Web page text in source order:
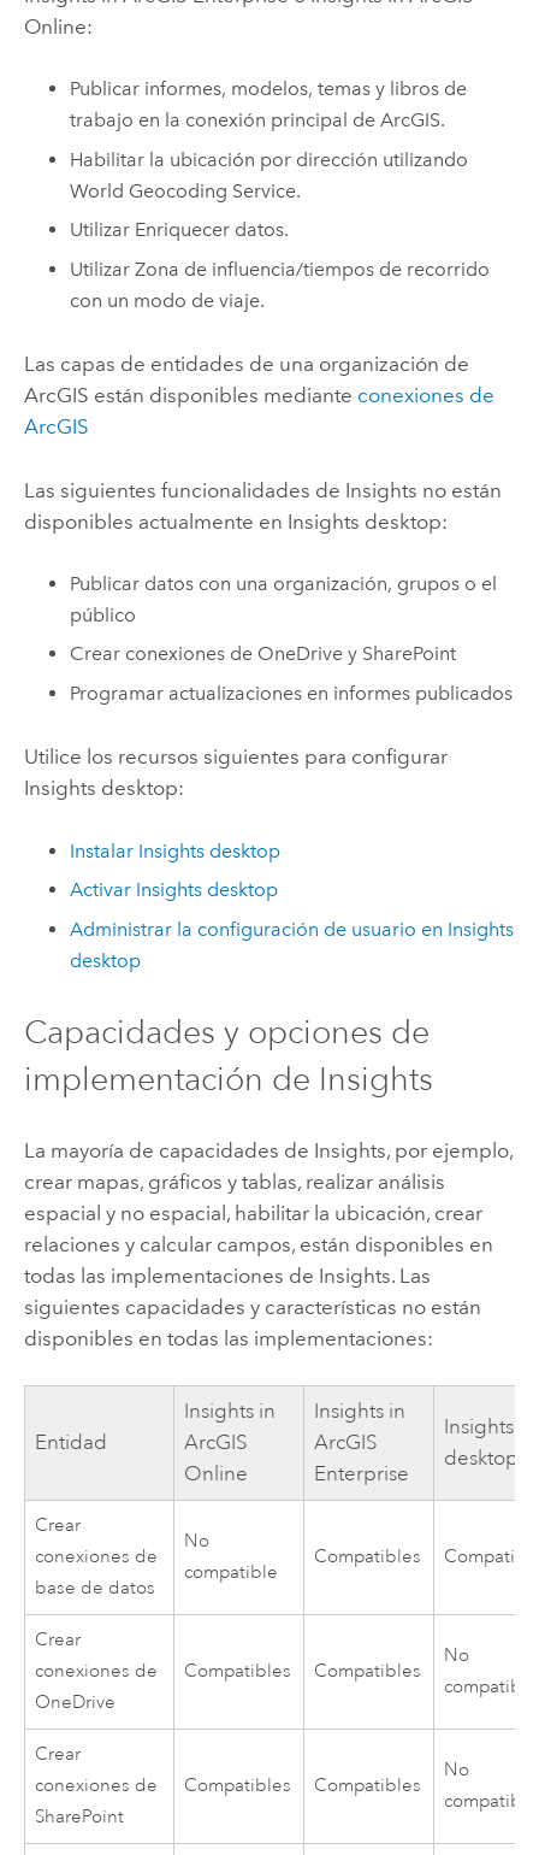
Online:
Publicar informes, modelos, temas y libros de
trabajo en la conexión principal de ArcGIS.
Habilitar la ubicación por dirección utilizando
World Geocoding Service.
Utilizar Enriquecer datos.
Utilizar Zona de influencia/tiempos de recorrido
con un modo de viaje.
Las capas de entidades de una organización de
ArcGIS están disponibles mediante conexiones de
ArcGIS
Las siguientes funcionalidades de Insights no están
disponibles actualmente en Insights desktop:
Publicar datos con una organización, grupos o el
público
Crear conexiones de OneDrive y SharePoint
Programar actualizaciones en informes publicados
Utilice los recursos siguientes para configurar
Insights desktop:
Instalar Insights desktop
Activar Insights desktop
Administrar la configuración de usuario en Insights
desktop
Capacidades y opciones de
implementación de Insights
La mayoría de capacidades de Insights, por ejemplo,
crear mapas, gráficos y tablas, realizar análisis
espacial y no espacial, habilitar la ubicación, crear
relaciones y calcular campos, están disponibles en
todas las implementaciones de Insights. Las
siguientes capacidades y características no están
disponibles en todas las implementaciones:
Entidad
Insights in
ArcGIS
Online
Insights in
ArcGIS
Enterprise
Insights
desktop
Crear
conexiones de
base de datos
No
compatible
Compatibles
Crear
conexiones de
OneDrive
Compatibles Compatibles
No
compatible
Crear
conexiones de
SharePoint
Compatibles Compatibles
No
compatible